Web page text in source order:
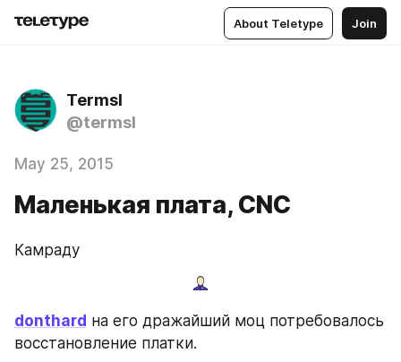
About Teletype Join
Termsl
@termsl
May 25, 2015
Маленькая плата, CNC
Камраду
donthard на его дражайший моц потребовалось
восстановление платки.